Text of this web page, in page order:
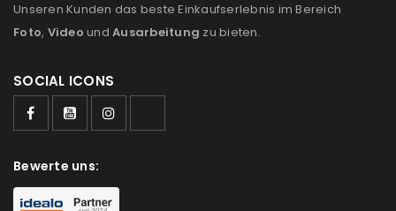
Unseren Kunden das beste Einkaufserlebnis im Bereich
Foto, Video und Ausarbeitung zu bieten.
SOCIAL ICONS
Bewerte uns: